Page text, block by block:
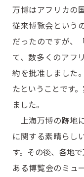
万博はアフリカの
従来博覧会という
だったのですが、
て、数多くのアフ
約を批准しました
たということです
ました。
上海万博の跡地
に関する素晴らし
す。その後、各地
ある博覧会のミュ